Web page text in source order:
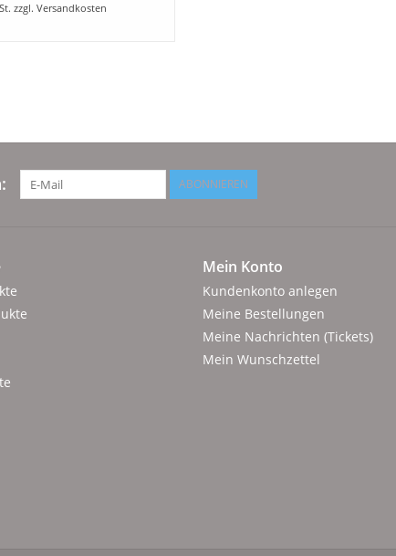
zzgl. Versandkosten
ABONNIEREN
Mein Konto
Kundenkonto anlegen
Meine Bestellungen
Meine Nachrichten (Tickets)
Mein Wunschzettel